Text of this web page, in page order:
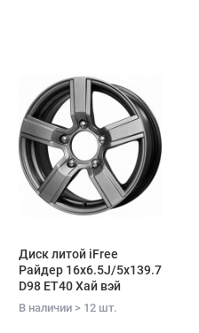
Диск литой iFree
Райдер 16x6.5J/5x139.7
D98 ET40 Хай вэй
В наличии > 12 шт.